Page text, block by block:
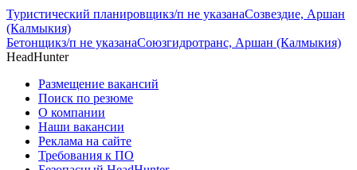
Туристический планировщикз/п не указанаСозвездие, Аршан
(Калмыкия)
Бетонщикз/п не указанаСоюзгидротранс, Аршан (Калмыкия)
HeadHunter
Размещение вакансий
Поиск по резюме
О компании
Наши вакансии
Реклама на сайте
Требования к ПО